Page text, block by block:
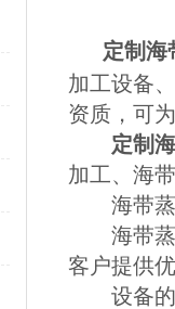
定制海
加工设备
资质，可
定制
加工、海
海带蒸
海带蒸
客户提供
设备的